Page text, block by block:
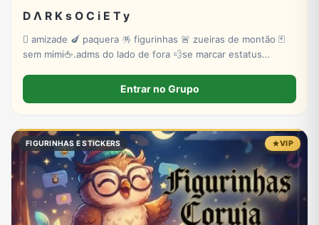
D Λ R K s O C i E T y
🫟 amizade 🍆 paquera 🪅 figurinhas 🚨 zueiras de montão 🃏
sem mimi🖕.adms do lado de fora 💨se marcar estatus
Entrar no Grupo
FIGURINHAS E STICKERS VIP